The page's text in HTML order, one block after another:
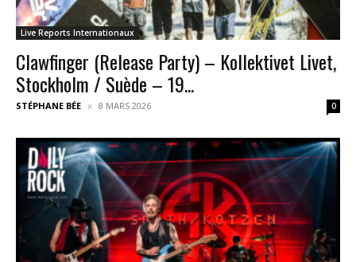
Live Reports Internationaux
Clawfinger (Release Party) – Kollektivet Livet,
Stockholm / Suède – 19...
STÉPHANE BÉE 8 MARS 2026 0